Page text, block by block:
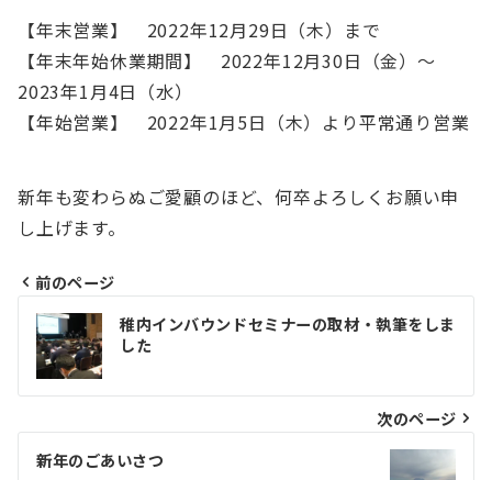
【年末営業】 2022年12月29日（木）まで
【年末年始休業期間】 2022年12月30日（金）～
2023年1月4日（水）
【年始営業】 2022年1月5日（木）より平常通り営業
新年も変わらぬご愛顧のほど、何卒よろしくお願い申
し上げます。
投
稿
ナ
ビ
ゲ
前のページ
稚内インバウンドセミナーの取材・執筆をしま
した
次のページ
新年のごあいさつ